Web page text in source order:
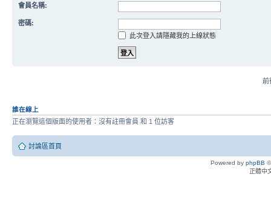
會員名稱:
密碼:
此次登入請隱藏我的上線狀態
前
誰在線上
正在瀏覽這個版面的使用者：沒有註冊會員 和 1 位訪客
討論區首頁
Powered by phpBB
正體中